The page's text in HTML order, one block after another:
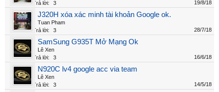
Trả lời:
3 19/8/18
J320H xóa xác minh tài khoản Google ok.
Tuan Pham
Trả lời:
3 28/7/18
SamSung G935T Mở Mạng Ok
Lê Xen
Trả lời:
3 16/6/18
N920C lv4 google acc via team
Lê Xen
Trả lời:
3 14/5/18